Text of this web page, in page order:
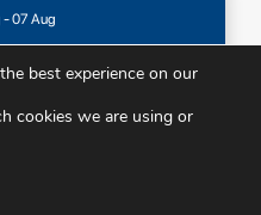
best experience on our
cookies we are using or
- 07 Aug
us for more information.
10 (172 Reviews)